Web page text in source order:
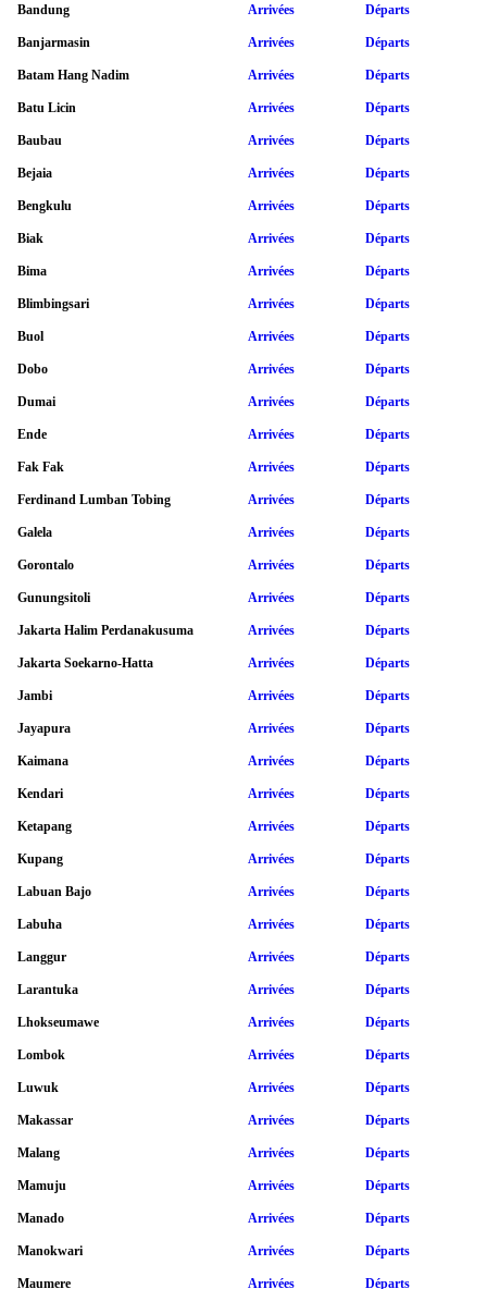
Bandung Arrivées Départs
Banjarmasin Arrivées Départs
Batam Hang Nadim Arrivées Départs
Batu Licin Arrivées Départs
Baubau Arrivées Départs
Bejaia Arrivées Départs
Bengkulu Arrivées Départs
Biak Arrivées Départs
Bima Arrivées Départs
Blimbingsari Arrivées Départs
Buol Arrivées Départs
Dobo Arrivées Départs
Dumai Arrivées Départs
Ende Arrivées Départs
Fak Fak Arrivées Départs
Ferdinand Lumban Tobing Arrivées Départs
Galela Arrivées Départs
Gorontalo Arrivées Départs
Gunungsitoli Arrivées Départs
Jakarta Halim Perdanakusuma Arrivées Départs
Jakarta Soekarno-Hatta Arrivées Départs
Jambi Arrivées Départs
Jayapura Arrivées Départs
Kaimana Arrivées Départs
Kendari Arrivées Départs
Ketapang Arrivées Départs
Kupang Arrivées Départs
Labuan Bajo Arrivées Départs
Labuha Arrivées Départs
Langgur Arrivées Départs
Larantuka Arrivées Départs
Lhokseumawe Arrivées Départs
Lombok Arrivées Départs
Luwuk Arrivées Départs
Makassar Arrivées Départs
Malang Arrivées Départs
Mamuju Arrivées Départs
Manado Arrivées Départs
Manokwari Arrivées Départs
Maumere Arrivées Départs